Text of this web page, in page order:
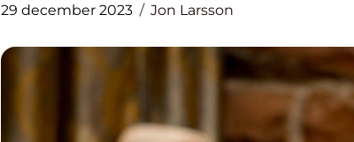
29 december 2023 Jon Larsson